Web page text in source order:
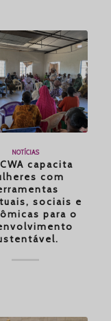
NOTÍCIAS
capacita
com
sociais e
para o